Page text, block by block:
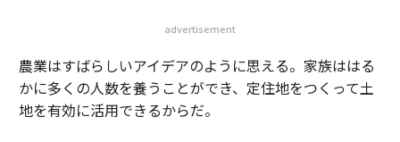
advertisement
農業はすばらしいアイデアのように思える。家族ははる
かに多くの人数を養うことができ、定住地をつくって土
地を有効に活用できるからだ。